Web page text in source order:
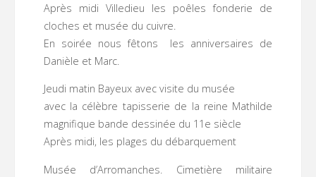
Après midi Villedieu les poêles fonderie de
cloches et musée du cuivre.
En soirée nous fêtons les anniversaires de
Danièle et Marc.
Jeudi matin Bayeux avec visite du musée
avec la célèbre tapisserie de la reine Mathilde
magnifique bande dessinée du 11e siècle
Après midi, les plages du débarquement
Musée d’Arromanches. Cimetière militaire